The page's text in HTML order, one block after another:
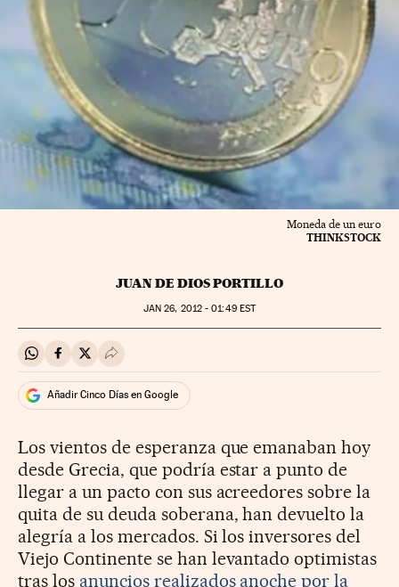
Moneda de un euro
THINKSTOCK
JUAN DE DIOS PORTILLO
JAN 26, 2012 - 01:49EST
Compartir en Whatsapp
Compartir en Facebook
Compartir en Twitter
Desplegar Redes Sociales
Añadir Cinco Días en Google
Los vientos de esperanza que emanaban hoy
desde Grecia, que podría estar a punto de
llegar a un pacto con sus acreedores sobre la
quita de su deuda soberana, han devuelto la
alegría a los mercados. Si los inversores del
Viejo Continente se han levantado optimistas
tras los anuncios realizados anoche por la